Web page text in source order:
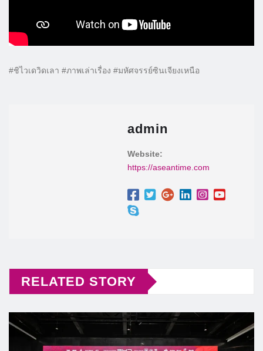
#ชิไวเดวิดเลา #ภาพเล่าเรื่อง #มหัศจรรย์ซินเจียงเหนือ
admin
Website:
https://aseantime.com
RELATED STORY